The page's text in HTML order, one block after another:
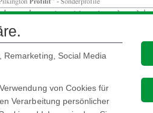
Remarketing, Social Media
von Cookies für
Verarbeitung persönlicher